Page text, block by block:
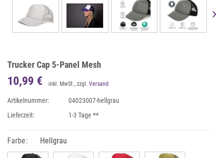
Trucker Cap 5-Panel Mesh
10,99 € inkl. MwSt., zzgl. Versand
Artikelnummer:
04023007-hellgrau
Lieferzeit:
1-3 Tage **
Farbe: Hellgrau